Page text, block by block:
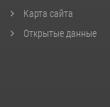
Карта сайта
Открытые данные